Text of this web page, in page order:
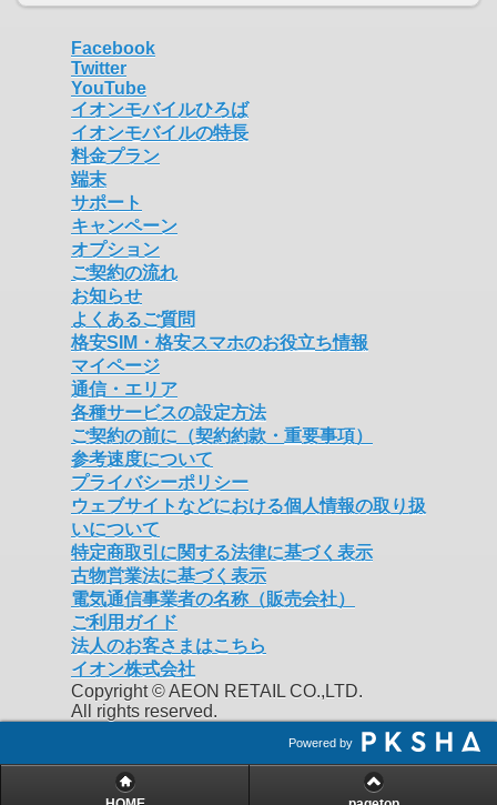
Facebook
Twitter
YouTube
イオンモバイルひろば
イオンモバイルの特長
料金プラン
端末
サポート
キャンペーン
オプション
ご契約の流れ
お知らせ
よくあるご質問
格安SIM・格安スマホのお役立ち情報
マイページ
通信・エリア
各種サービスの設定方法
ご契約の前に（契約約款・重要事項）
参考速度について
プライバシーポリシー
ウェブサイトなどにおける個人情報の取り扱
いについて
特定商取引に関する法律に基づく表示
古物営業法に基づく表示
電気通信事業者の名称（販売会社）
ご利用ガイド
法人のお客さまはこちら
イオン株式会社
Copyright © AEON RETAIL CO.,LTD.
All rights reserved.
Powered by